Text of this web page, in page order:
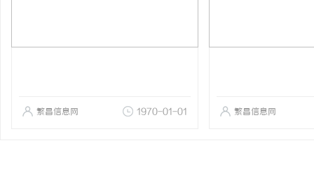
繁昌信息网 1970-01-01 繁昌信息网